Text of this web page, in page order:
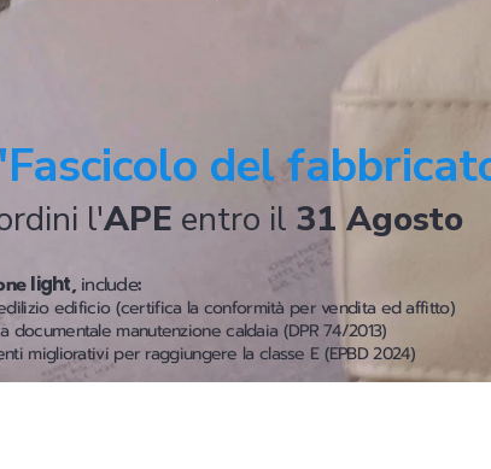
del
l'APE entro il 31 Agosto
light, include:
edificio (certifica la conformità per vendita ed affitto)
documentale manutenzione caldaia (DPR 74/2013)
migliorativi per raggiungere la classe E (EPBD 2024)